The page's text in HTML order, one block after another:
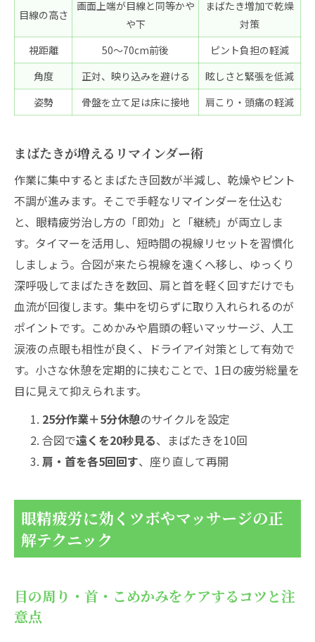
目線の高さ
画面上端が目線と同等かや
や下
まばたき増加で乾燥
対策
視距離
50〜70cm前後
ピント負担の軽減
角度
正対、映り込みを避ける
眩しさと緊張を低減
姿勢
骨盤を立て足は床に接地 肩こり・頭痛の軽減
まばたきが増えるリマインダー術
作業に集中するとまばたき回数が半減し、乾燥やピント
不調が進みます。そこで手軽なリマインダーを仕込む
と、眼精疲労治し方の「即効」と「継続」が両立しま
す。タイマーを活用し、短時間の視線リセットを習慣化
しましょう。合図が来たら視線を遠くへ移し、ゆっくり
深呼吸してまばたきを数回、肩と首を軽く回すだけでも
血流が回復します。集中を切らずに取り入れられるのが
ポイントです。こめかみや眉頭の軽いマッサージ、人工
涙液の点眼も相性が良く、ドライアイ対策として有効で
す。小さな休憩を定期的に挟むことで、1日の疲労総量を
目に見えて抑えられます。
25分作業＋5分休憩のサイクルを設定
合図で遠くを20秒見る、まばたきを10回
肩・首を各5回回す、座り直して再開
眼精疲労に効くツボやマッサージの正
解テクニック
目の周り・首・こめかみをケアするコツと注
意点